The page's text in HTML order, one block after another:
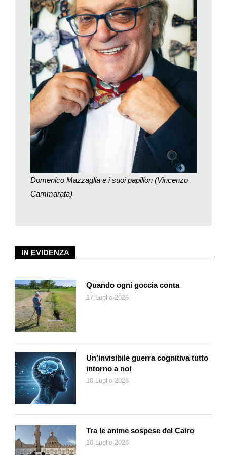
alle manifestazioni e a occasioni particolari per le quali sceglie
sempre di indossare un farfallino: «Le persone associano la
mia faccia al papillon e questo è un modo per farmi ricordare».
Un’abitudine che egli conserva ancora oggi: «Ad esempio, lo
indosso a ogni evento del Lions Club Monteceneri di cui sono
presidente: così diventa un elemento di rispetto nei confronti
del gruppo di appartenenza, un segnale che mi permette di
esprimere dignità e sacralità verso il Club».
All’inizio Domenico si limita ad acquistarne qualcuno
sporadicamente: «Papillon molto classici, dal costo
moderato». La svolta arriva poco dopo, quando conosce la
signora Maria Rosa Gamba, moglie di un imprenditore che in
quegli anni si muove tra la Svizzera e l’estero: «Era un uomo
che portava sempre il papillon e, alla sua dipartita, Maria Rosa
mi disse che sarebbe stata felice di regalarmi quelli che furono
di suo marito perché sapeva che io li avrei indossati».
corte; la scelta dei colori è fondamentale perché deve sposarsi
correttamente le dimensioni che variano di solito dai due
centimetri e mezzo fino agli otto, controllando se le punte del
colletto spuntano dal papillon stesso».
L’informazione più ghiotta arriva dopo averci mostrato parecchi
dei suoi coloratissimi pezzi: «Il marito della signora Gamba si
serviva dallo stesso sarto di Gianni Agnelli che cuciva loro i
papillon ad hoc». Perciò, per tenere alta la nostra curiosità, ci
mostra dapprima i pezzi firmati Brioni (un noto sarto romano) e
solo poi ce ne indica alcuni altri di quel sarto torinese da cui si
serviva pure l’Avvocato in persona.
Mentre la moglie va e viene con tanti pezzi che posa sul
tavolo, proviamo a contare quelli che ha apposto a questa sua
improvvisata e coloratissima parete: «Mia moglie mi ha
intimato di non comprarne più perché ne posseggo più di
duecento, anche se indosso quasi sempre gli stessi: quelli che
IN EVIDENZA
Quando ogni goccia conta
17 Luglio 2026
Un’invisibile guerra cognitiva tutto
intorno a noi
10 Luglio 2026
Tra le anime sospese del Cairo
16 Luglio 2026
Domenico Mazzaglia e i suoi papillon (Vincenzo
Cammarata)